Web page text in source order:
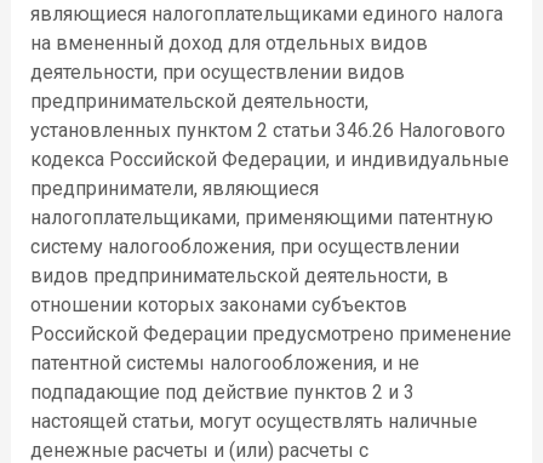
являющиеся налогоплательщиками единого налога
на вмененный доход для отдельных видов
деятельности, при осуществлении видов
предпринимательской деятельности,
установленных пунктом 2 статьи 346.26 Налогового
кодекса Российской Федерации, и индивидуальные
предприниматели, являющиеся
налогоплательщиками, применяющими патентную
систему налогообложения, при осуществлении
видов предпринимательской деятельности, в
отношении которых законами субъектов
Российской Федерации предусмотрено применение
патентной системы налогообложения, и не
подпадающие под действие пунктов 2 и 3
настоящей статьи, могут осуществлять наличные
денежные расчеты и (или) расчеты с